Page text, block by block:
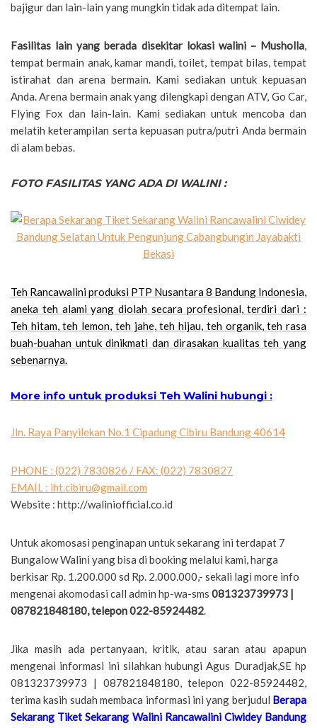
bajigur dan lain-lain yang mungkin tidak ada ditempat lain.
Fasilitas lain yang berada disekitar lokasi walini – Musholla,
tempat bermain anak, kamar mandi, toilet, tempat bilas, tempat
istirahat dan arena bermain. Kami sediakan untuk kepuasan
Anda. Arena bermain anak yang dilengkapi dengan ATV, Go Car,
Flying Fox dan lain-lain. Kami sediakan untuk mencoba dan
melatih keterampilan serta kepuasan putra/putri Anda bermain
di alam bebas.
FOTO FASILITAS YANG ADA DI WALINI :
Teh Rancawalini produksi PTP Nusantara 8 Bandung Indonesia,
aneka teh alami yang diolah secara profesional, terdiri dari :
Teh hitam, teh lemon, teh jahe, teh hijau, teh organik, teh rasa
buah-buahan untuk dinikmati dan dirasakan kualitas teh yang
sebenarnya.
More info untuk produksi Teh Walini hubungi :
Jln. Raya Panyilekan No.1 Cipadung Cibiru Bandung 40614
PHONE : (022) 7830826 / FAX: (022) 7830827
EMAIL : iht.cibiru@gmail.com
Website : http://waliniofficial.co.id
Untuk akomosasi penginapan untuk sekarang ini terdapat 7
Bungalow Walini yang bisa di booking melalui kami, harga
berkisar Rp. 1.200.000 sd Rp. 2.000.000,- sekali lagi more info
mengenai akomodasi call admin hp-wa-sms 081323739973 |
087821848180, telepon 022-85924482.
Jika masih ada pertanyaan, kritik, atau saran atau apapun
mengenai informasi ini silahkan hubungi Agus Duradjak,SE hp
081323739973 | 087821848180, telepon 022-85924482,
terima kasih sudah membaca informasi ini yang berjudul Berapa
Sekarang Tiket Sekarang Walini Rancawalini Ciwidey Bandung